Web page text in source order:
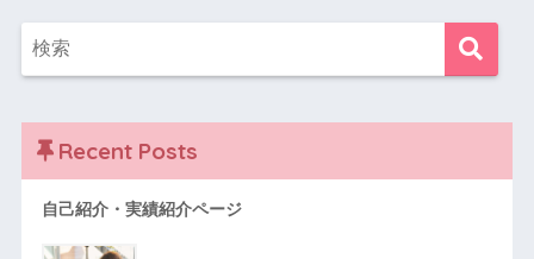
Recent Posts
自己紹介・実績紹介ページ